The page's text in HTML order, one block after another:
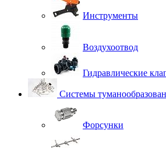
Инструменты
Воздухоотвод
Гидравлические
Системы
Форсунки